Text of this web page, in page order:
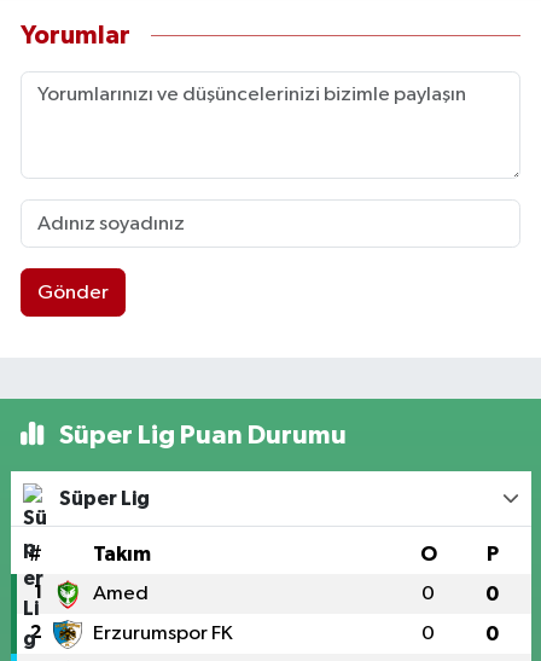
Yorumlar
Gönder
Süper Lig Puan Durumu
Süper Lig
# Takım O P
1 Amed 0 0
2 Erzurumspor FK 0 0